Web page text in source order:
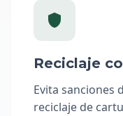
Reciclaje
Evita sanciones
reciclaje de